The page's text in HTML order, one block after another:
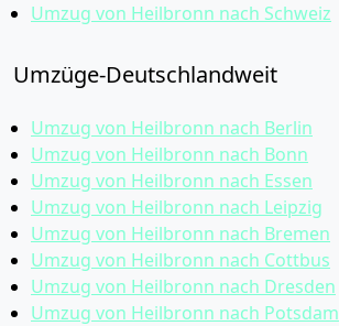
Umzug von Heilbronn nach Schweiz
Umzüge-Deutschlandweit
Umzug von Heilbronn nach Berlin
Umzug von Heilbronn nach Bonn
Umzug von Heilbronn nach Essen
Umzug von Heilbronn nach Leipzig
Umzug von Heilbronn nach Bremen
Umzug von Heilbronn nach Cottbus
Umzug von Heilbronn nach Dresden
Umzug von Heilbronn nach Potsdam